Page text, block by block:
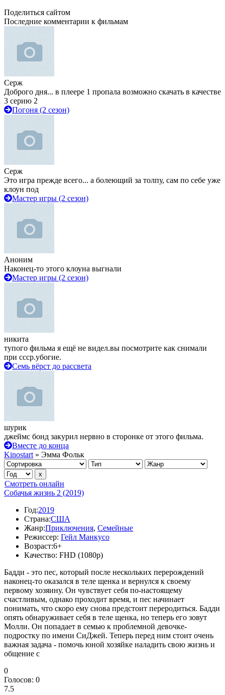
Поделиться сайтом
Последние комментарии к фильмам
Серж
Доброго дня... в плеере 1 пропала возможно скачать в качестве
3 серию 2
Погоня (2 сезон)
Серж
Это игра прежде всего... а болеющий за толпу, сам по себе уже
клоун под
Мастер игры (2 сезон)
Аноним
Наконец-то этого клоуна выгнали
Мастер игры (2 сезон)
никита
тупого фильма я ещё не видел.вы посмотрите как снимали
при ссср.убогие.
Семь вёрст до рассвета
шурик
джеймс бонд закурил нервно в сторонке от этого фильма.
Вместе до конца
Kinostart » Эмма Фольк
Смотреть онлайн
Собачья жизнь 2 (2019)
Год:2019
Страна:США
Жанр:Приключения, Семейные
Режиссер: Гейл Манкусо
Возраст:6+
Качество: FHD (1080p)
Бадди - это пес, который после нескольких перерождений
наконец-то оказался в теле щенка и вернулся к своему
первому хозяину. Он чувствует себя по-настоящему
счастливым, однако проходит время, и пес начинает
понимать, что скоро ему снова предстоит переродиться. Бадди
опять обнаруживает себя в теле щенка, но теперь его зовут
Молли. Он попадает в семью к проблемной девочке-
подростку по имени СиДжей. Теперь перед ним стоит очень
важная задача - помочь юной хозяйке наладить свою жизнь и
общение с
0
Голосов: 0
7.5